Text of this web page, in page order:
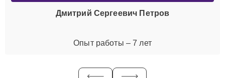
Дмитрий Сергеевич Петров
Опыт работы – 7 лет